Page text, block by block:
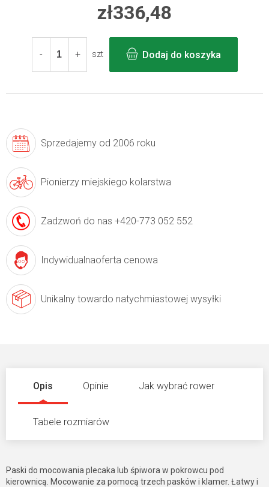
zł336,48
jednostkowa:
szt
Dodaj do koszyka
Sprzedajemy od 2006 roku
Pionierzy miejskiego kolarstwa
Zadzwoń do nas +420-773 052 552
Indywidualnaoferta cenowa
Unikalny towardo natychmiastowej wysyłki
Opis Opinie Jak wybrać rower
Tabele rozmiarów
Paski do mocowania plecaka lub śpiwora w pokrowcu pod
kierownicą. Mocowanie za pomocą trzech pasków i klamer. Łatwy i